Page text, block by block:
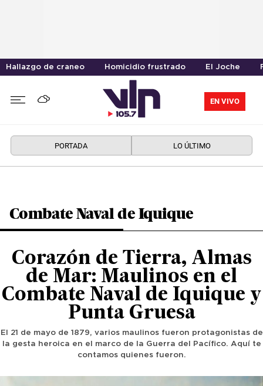
Hallazgo de craneo Homicidio frustrado El Joche
EN VIVO
PORTADA LO ÚLTIMO
Combate Naval de Iquique
Corazón de Tierra, Almas
de Mar: Maulinos en el
Combate Naval de Iquique y
Punta Gruesa
El 21 de mayo de 1879, varios maulinos fueron protagonistas de
la gesta heroica en el marco de la Guerra del Pacífico. Aquí te
contamos quienes fueron.